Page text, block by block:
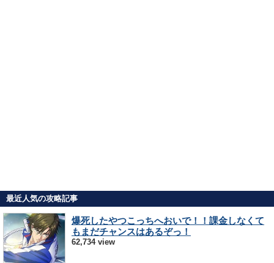
最近人気の攻略記事
爆死したやつこっちへおいで！！課金しなくて
もまだチャンスはあるぞっ！
62,734 view